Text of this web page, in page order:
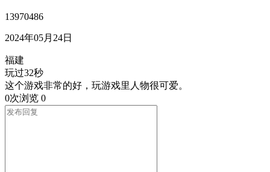
13970486
2024年05月24日
福建
玩过32秒
这个游戏非常的好，玩游戏里人物很可爱。
0次浏览 0